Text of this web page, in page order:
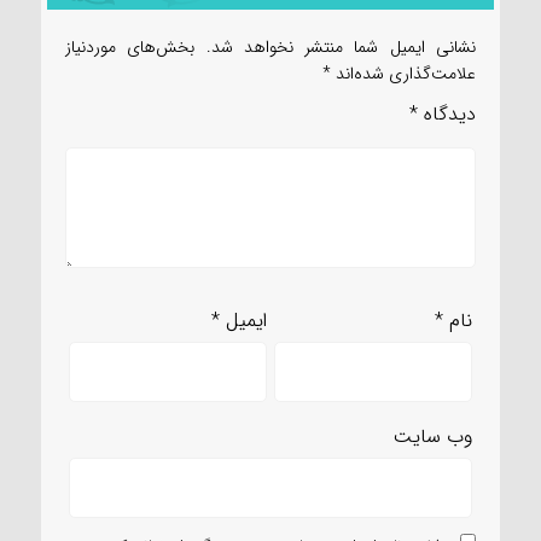
نشانی ایمیل شما منتشر نخواهد شد. بخش‌های موردنیاز
علامت‌گذاری شده‌اند *
دیدگاه *
نام* ایمیل*
وب‌ سایت